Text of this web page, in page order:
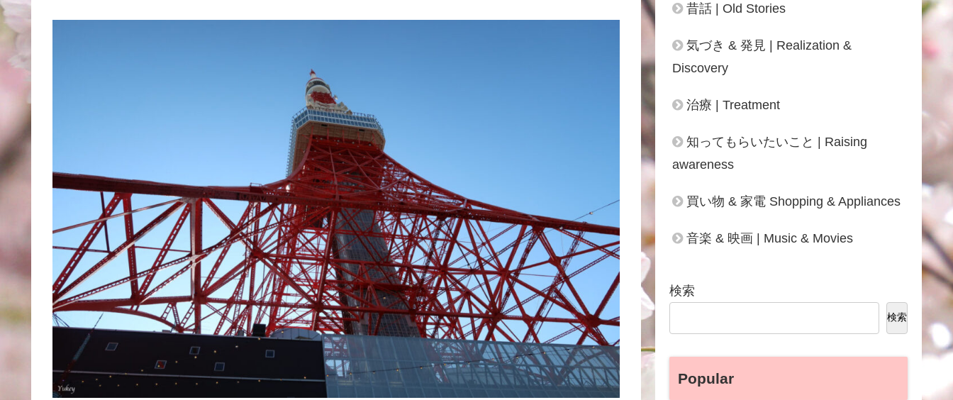
昔話 | Old Stories
気づき & 発見 | Realization &
Discovery
治療 | Treatment
知ってもらいたいこと | Raising
awareness
買い物 & 家電 Shopping & Appliances
音楽 & 映画 | Music & Movies
検索
検索
Popular